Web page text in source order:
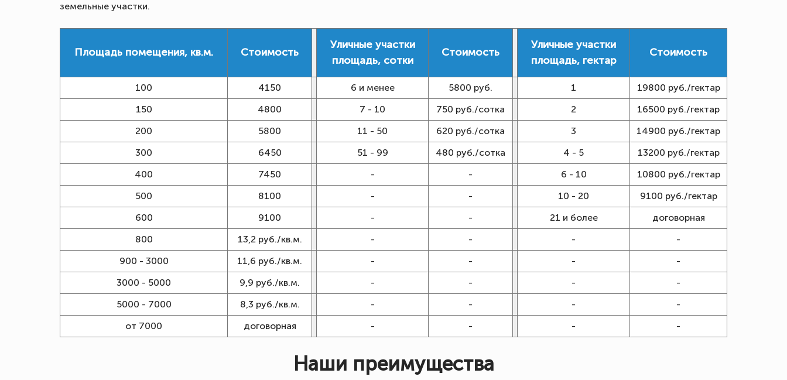
земельные участки.
Площадь помещения, кв.м. Стоимость
Уличные участки
площадь, сотки
Стоимость
Уличные участки
площадь, гектар
Стоимость
100 4150 6 и менее 5800 руб. 1
19800 руб./гектар
150
4800 7 - 10 750 руб./сотка 2
16500 руб./гектар
200
5800 11 - 50 620 руб./сотка 3
14900 руб./гектар
300
6450 51 - 99 480 руб./сотка 4 - 5
13200 руб./гектар
400
7450 - - 6 - 10
10800 руб./гектар
500
8100 - - 10 - 20
9100 руб./гектар
600
9100 - - 21 и более
договорная
800
13,2 руб./кв.м. - - -
-
900 - 3000
11,6 руб./кв.м. - - -
-
3000 - 5000
9,9 руб./кв.м. - - -
-
5000 - 7000
8,3 руб./кв.м. - - -
-
от 7000
договорная - - - -
Наши преимущества